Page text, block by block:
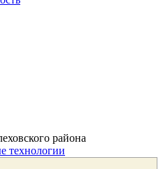
района
технологии